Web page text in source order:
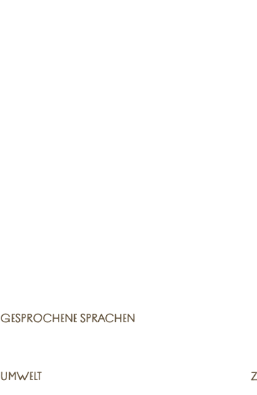
GESPROCHENE SPRACHEN
GESPROCHENE SPRACHEN
UMWELT
UMWELT